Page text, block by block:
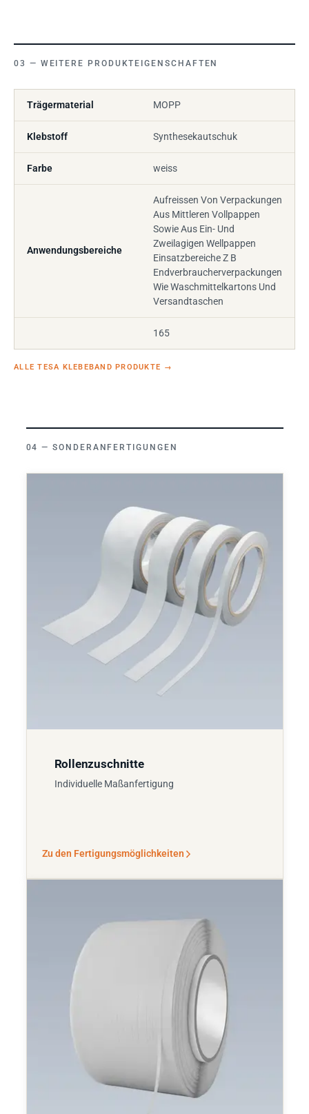
WEITERE PRODUKTEIGENSCHAFTEN
Trägermaterial MOPP
Klebstoff Synthesekautschuk
Farbe weiss
Anwendungsbereiche
Aufreissen Von Verpackungen
Aus Mittleren Vollpappen
Sowie Aus Ein- Und
Zweilagigen Wellpappen
Einsatzbereiche Z B
Endverbraucherverpackungen
Wie Waschmittelkartons Und
Versandtaschen
165
ALLE TESA KLEBEBAND PRODUKTE →
SONDERANFERTIGUNGEN
Rollenzuschnitte
Individuelle Maßanfertigung
Zu den Fertigungsmöglichkeiten